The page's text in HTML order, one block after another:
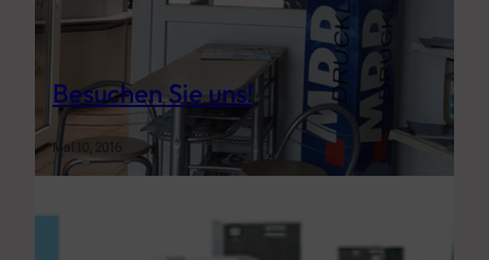
Besuchen Sie uns!
Mai 10, 2016